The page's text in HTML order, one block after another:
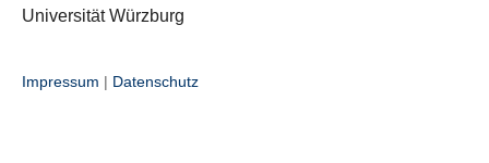
Universität Würzburg
Impressum | Datenschutz